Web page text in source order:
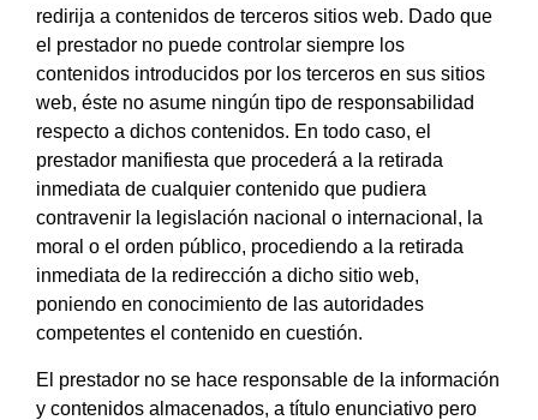
redirija a contenidos de terceros sitios web. Dado que
el prestador no puede controlar siempre los
contenidos introducidos por los terceros en sus sitios
web, éste no asume ningún tipo de responsabilidad
respecto a dichos contenidos. En todo caso, el
prestador manifiesta que procederá a la retirada
inmediata de cualquier contenido que pudiera
contravenir la legislación nacional o internacional, la
moral o el orden público, procediendo a la retirada
inmediata de la redirección a dicho sitio web,
poniendo en conocimiento de las autoridades
competentes el contenido en cuestión.
El prestador no se hace responsable de la información
y contenidos almacenados, a título enunciativo pero